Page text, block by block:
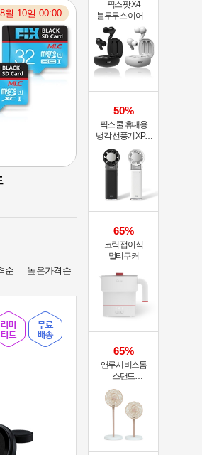
월 10일 00:00
원
판매대기
드라이기
순 높은가격순
픽스 팟 X4
블루투스 이어폰
XWS-303
50%
픽스 쿨 휴대용
냉각 선풍기 XPF-
65%
코릭 접이식
멀티쿠커
65%
앤루시 비스톰
스탠드
써큘레이터 ASF-
200A